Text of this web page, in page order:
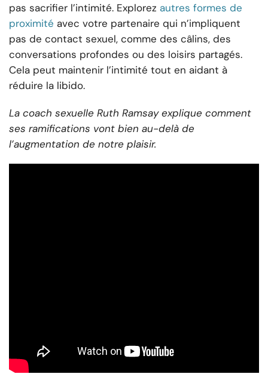
pas sacrifier l’intimité. Explorez autres formes de
proximité avec votre partenaire qui n’impliquent
pas de contact sexuel, comme des câlins, des
conversations profondes ou des loisirs partagés.
Cela peut maintenir l’intimité tout en aidant à
réduire la libido.
La coach sexuelle Ruth Ramsay explique comment
ses ramifications vont bien au-delà de
l’augmentation de notre plaisir.